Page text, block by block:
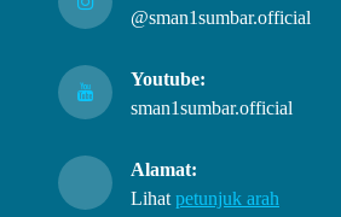
@sman1sumbar.official
Youtube:
sman1sumbar.official
Alamat:
Lihat petunjuk arah